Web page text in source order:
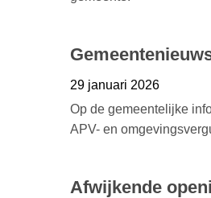
29 januari 2026
Op de gemeentelijke
APV- en
Afwijkende